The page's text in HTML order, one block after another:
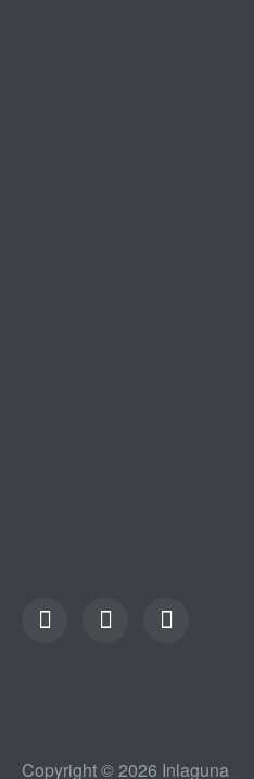
Copyright © 2026 Inlaguna